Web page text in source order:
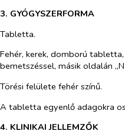
3. GYÓGYSZERFORMA
Tabletta.
Fehér, kerek, domború
bemetszéssel, másik oldalán
Törési felülete fehér színű.
A tabletta egyenlő adagokra
4. KLINIKAI JELLEMZŐK